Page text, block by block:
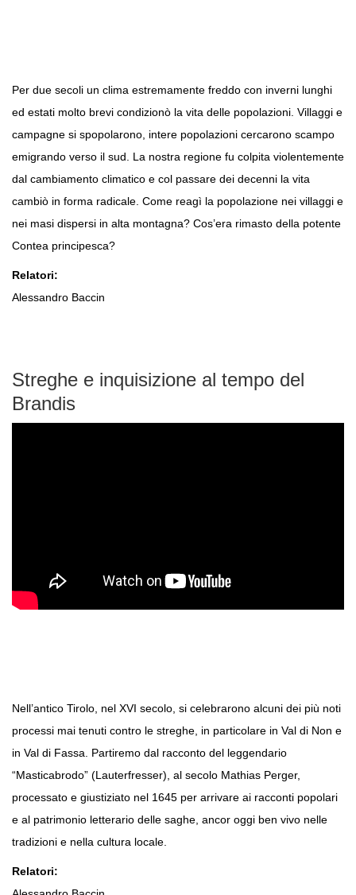
Per due secoli un clima estremamente freddo con inverni lunghi
ed estati molto brevi condizionò la vita delle popolazioni. Villaggi e
campagne si spopolarono, intere popolazioni cercarono scampo
emigrando verso il sud. La nostra regione fu colpita violentemente
dal cambiamento climatico e col passare dei decenni la vita
cambiò in forma radicale. Come reagì la popolazione nei villaggi e
nei masi dispersi in alta montagna? Cos’era rimasto della potente
Contea principesca?
Relatori:
Alessandro Baccin
Streghe e inquisizione al tempo del
Brandis
Nell’antico Tirolo, nel XVI secolo, si celebrarono alcuni dei più noti
processi mai tenuti contro le streghe, in particolare in Val di Non e
in Val di Fassa. Partiremo dal racconto del leggendario
“Masticabrodo” (Lauterfresser), al secolo Mathias Perger,
processato e giustiziato nel 1645 per arrivare ai racconti popolari
e al patrimonio letterario delle saghe, ancor oggi ben vivo nelle
tradizioni e nella cultura locale.
Relatori: